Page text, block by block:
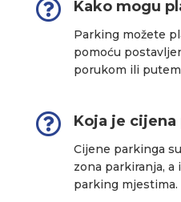
 Kako mogu
Parking možete
pomoću
porukom ili
 Koja je
Cijene parkinga
zona parkiranja,
parking mjestima.